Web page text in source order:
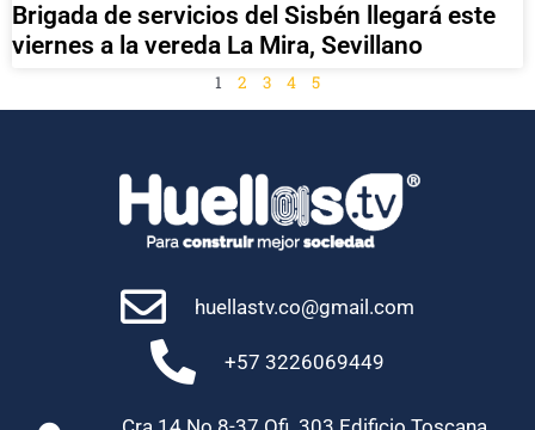
Brigada de servicios del Sisbén llegará este
viernes a la vereda La Mira, Sevillano
1 2 3 4 5
huellastv.co@gmail.com
+57 3226069449